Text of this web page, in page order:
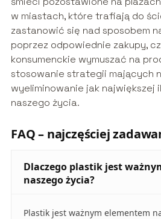
w miastach, które trafiają do
zastanowić się nad sposobem
poprzez odpowiednie zakupy,
konsumenckie wymuszać na
stosowanie strategii mających
wyeliminowanie jak największej
naszego życia.
FAQ – najczęściej
Dlaczego plastik jest
naszego życia?
Plastik jest ważnym elementem